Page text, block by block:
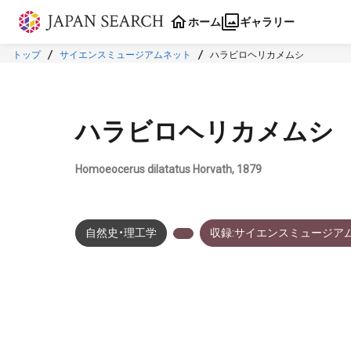
本文に飛ぶ
ホーム ギャラリー
トップ サイエンスミュージアムネット ハラビロヘリカメムシ
ハラビロヘリカメムシ
Homoeocerus dilatatus Horvath, 1879
自然史・理工学 収録:サイエンスミュージア